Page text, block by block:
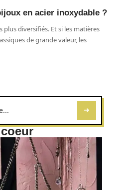
en acier inoxydable ?
plus diversifiés. Et si les matières
de grande valeur, les